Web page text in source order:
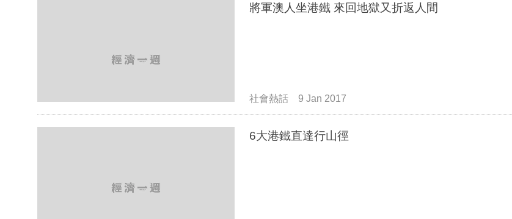
將軍澳人坐港鐵 來回地獄又折返人間
社會熱話 9 Jan 2017
6大港鐵直達行山徑